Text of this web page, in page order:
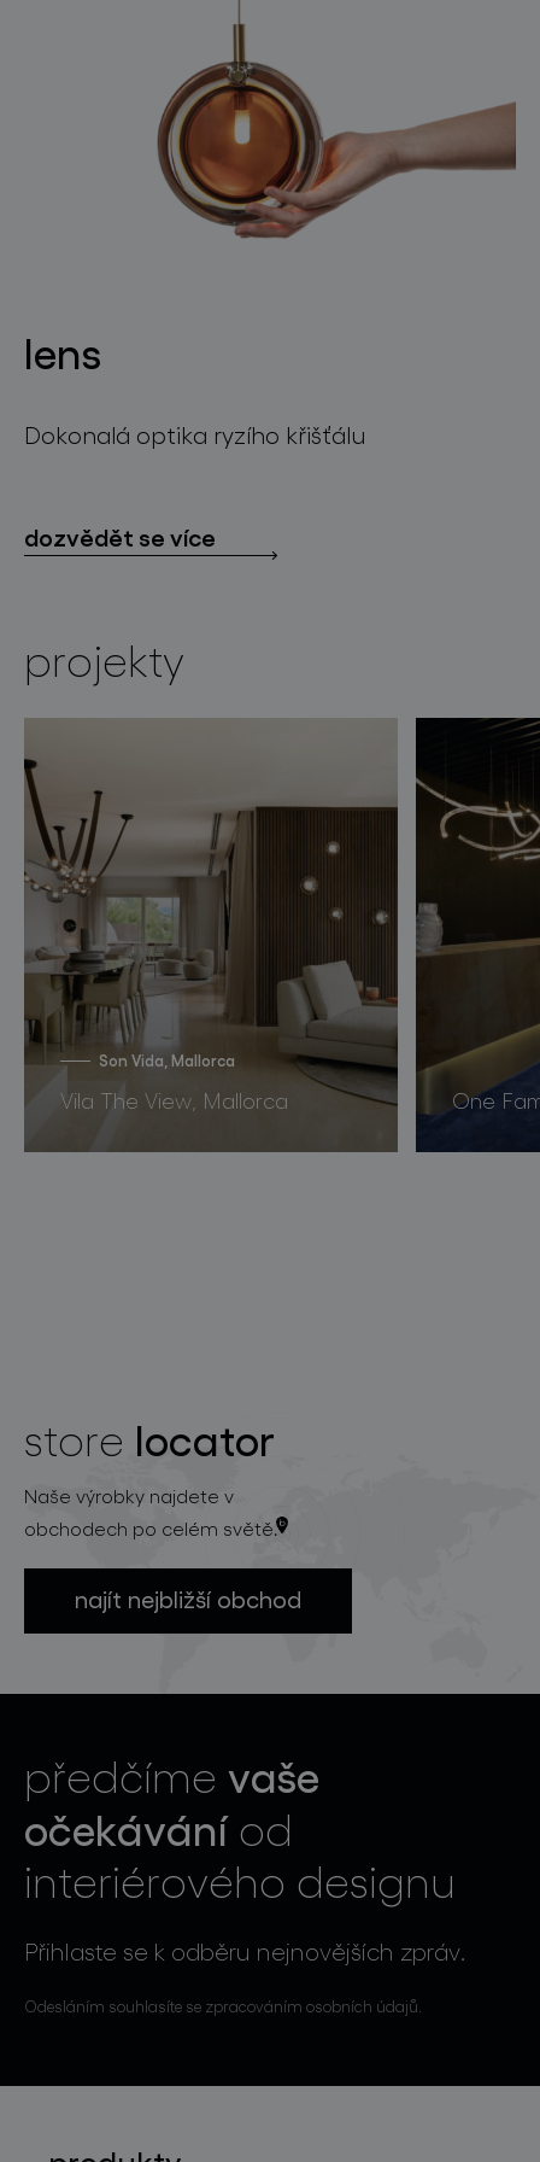
lens
Dokonalá optika ryzího křišťálu
dozvědět se více
projekty
Son Vida, Mallorca
Vila The View, Mallorca One
store locator
Naše výrobky najdete v
obchodech po celém světě.
najít nejbližší obchod
předčíme vaše
očekáváníod
interiérového designu
Přihlaste se k odběru nejnovějších zpráv.
Odesláním souhlasíte se zpracováním osobních údajů.